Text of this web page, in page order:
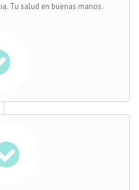
Tu salud en buenas manos.